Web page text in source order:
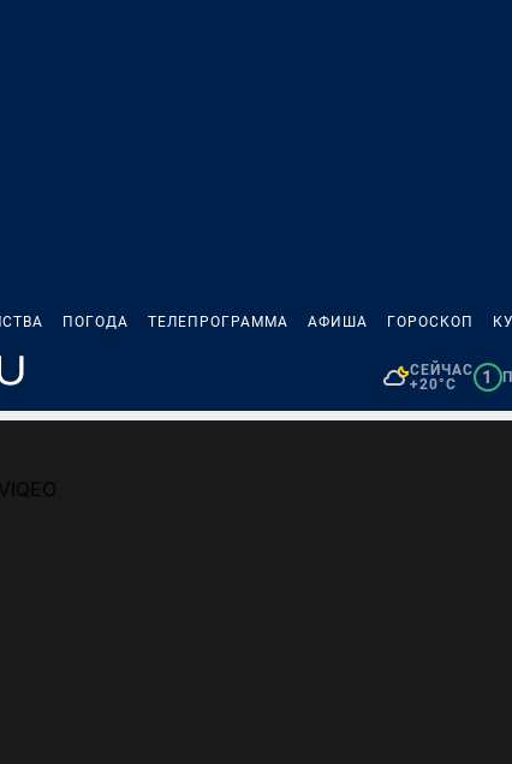
ПОГОДА ТЕЛЕПРОГРАММА АФИША ГОРОСКОП
СЕЙЧАС
+20°C
1